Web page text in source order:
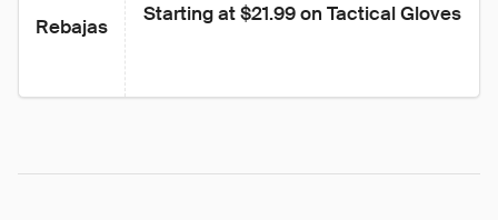
Rebajas
Starting at $21.99 on Tactical Gloves